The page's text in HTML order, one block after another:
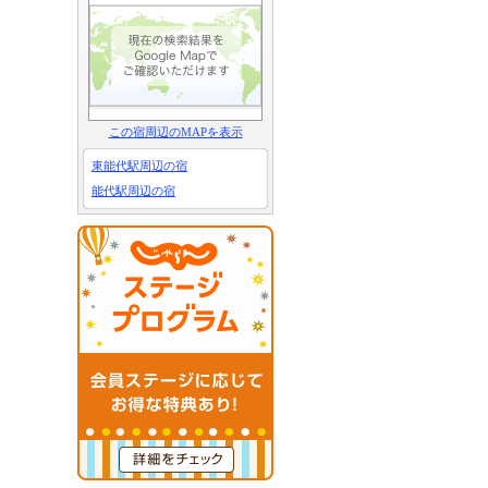
この宿周辺のMAPを表示
東能代駅周辺の宿
能代駅周辺の宿